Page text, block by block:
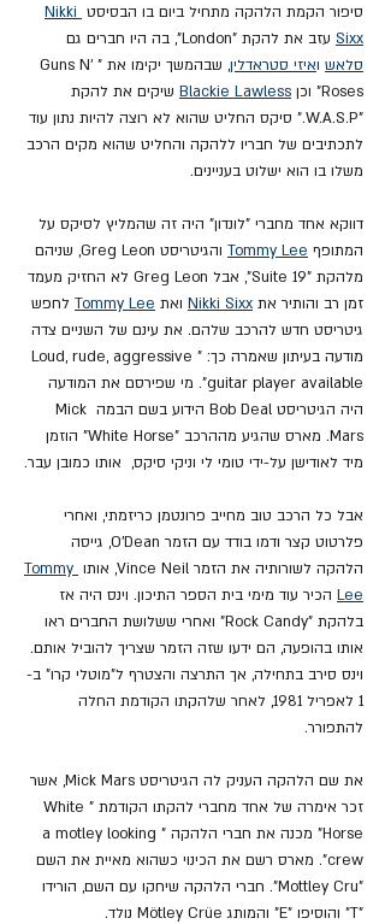
סיפור הקמת הלהקה מתחיל ביום בו הבסיסט Nikki
Sixx עזב את להקת "London", בה היו חברים גם
סלאש ואיזי סטראדלין
, שבהמשך יקימו את "Guns N'
Roses" וכן
Blackie Lawless שיקים את להקת
"W.A.S.P." סיקס החליט שהוא לא רוצה להיות נתון עוד
לתכתיבים של חבריו ללהקה והחליט שהוא מקים הרכב
משלו בו הוא ישלוט בעניינים.
דווקא אחד מחברי "לונדון" היה זה שהמליץ לסיקס על
המתופף Tommy Lee
והגיטריסט Greg Leon, שניהם
מלהקת "Suite 19", אבל Greg Leon לא החזיק מעמד
זמן רב והותיר את Nikki Sixx ואת Tommy Lee לחפש
גיטריסט חדש להרכב שלהם. את עינם של השניים צדה
מודעה בעיתון שאמרה כך: "Loud, rude, aggressive
guitar player available". מי שפירסם את המודעה
היה הגיטריסט Bob Deal הידוע בשם הבמה Mick
Mars. מארס שהגיע מההרכב "White Horse" הוזמן
מיד לאודישן על-ידי טומי לי וניקי סיקס,  אותו כמובן עבר.
אבל כל הרכב טוב מחייב פרונטמן כריזמתי, ואחרי
פלרטוט קצר ודמו בודד עם הזמר O'Dean, גייסה
הלהקה לשורותיה את הזמר Vince Neil, אותו
Tommy
Lee הכיר עוד מימי בית הספר התיכון. וינס היה אז
בלהקת "Rock Candy" ואחרי ששלושת החברים ראו
אותו בהופעה, הם ידעו שזה הזמר שצריך להוביל אותם.
וינס סירב בתחילה, אך התרצה והצטרף ל"מוטלי קרו" ב-
1 לאפריל 1981, לאחר שלהקתו הקודמת החלה
להתפורר.
את שם הלהקה העניק לה הגיטריסט Mick Mars, אשר
זכר אימרה של אחד מחברי להקתו הקודמת "White
Horse" מכנה את חברי הלהקה "a motley looking
crew". מארס רשם את הכינוי כשהוא מאיית את השם
"Mottley Cru". חברי הלהקה שיחקו עם השם, הורידו
"T" והוסיפו "E" והמותג Mötley Crüe נולד.